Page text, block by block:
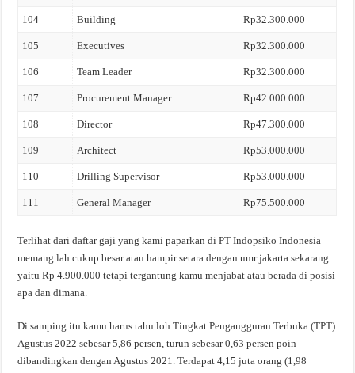
104 Building Rp32.300.000
105 Executives Rp32.300.000
106 Team Leader Rp32.300.000
107 Procurement Manager Rp42.000.000
108 Director Rp47.300.000
109 Architect Rp53.000.000
110 Drilling Supervisor Rp53.000.000
111 General Manager Rp75.500.000
Terlihat dari daftar gaji yang kami paparkan di PT Indopsiko Indonesia
memang lah cukup besar atau hampir setara dengan umr jakarta sekarang
yaitu Rp 4.900.000 tetapi tergantung kamu menjabat atau berada di posisi
apa dan dimana.
Di samping itu kamu harus tahu loh Tingkat Pengangguran Terbuka (TPT)
Agustus 2022 sebesar 5,86 persen, turun sebesar 0,63 persen poin
dibandingkan dengan Agustus 2021. Terdapat 4,15 juta orang (1,98